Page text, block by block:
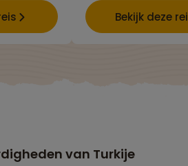
Bekijk deze
van Turkije